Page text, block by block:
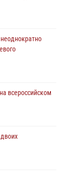
подозреваемого
безопасности
всероссийском